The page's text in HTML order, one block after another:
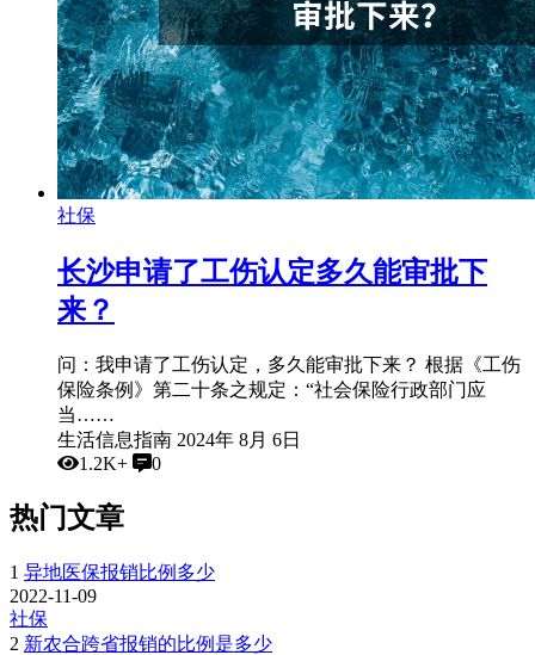
社保
长沙申请了工伤认定多久能审批下
来？
问：我申请了工伤认定，多久能审批下来？ 根据《工伤
保险条例》第二十条之规定：“社会保险行政部门应
当……
生活信息指南 2024年 8月 6日
1.2K+
0
热门文章
1 异地医保报销比例多少
2022-11-09
社保
2 新农合跨省报销的比例是多少